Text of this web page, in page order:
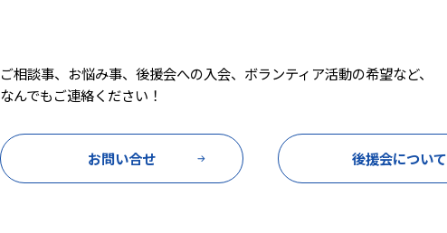
ご相談事、お悩み事、後援会への入会、ボランティア活動の希望など、
なんでもご連絡ください！
お問い合せ 後援会について